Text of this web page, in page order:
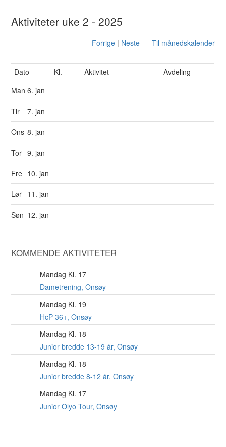
Aktiviteter uke 2 - 2025
Forrige| Neste Til månedskalender
Dato Kl. Aktivitet
Avdeling
Man6. jan
Tir 7. jan
Ons 8. jan
Tor 9. jan
Fre 10. jan
Lør 11. jan
Søn 12. jan
KOMMENDE AKTIVITETER
Mandag Kl. 17
Dametrening, Onsøy
Mandag Kl. 19
HcP 36+, Onsøy
Mandag Kl. 18
Junior bredde 13-19 år, Onsøy
Mandag Kl. 18
Junior bredde 8-12 år, Onsøy
Mandag Kl. 17
Junior Olyo Tour, Onsøy